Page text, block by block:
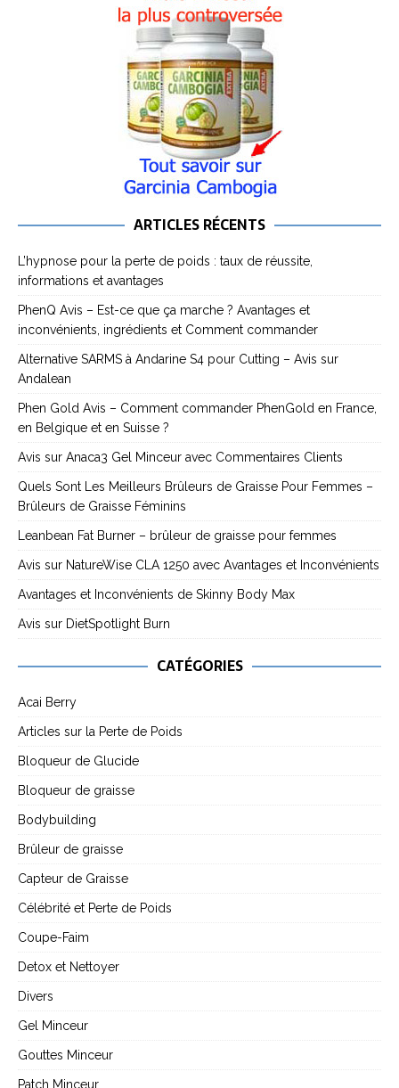
ARTICLES RÉCENTS
L’hypnose pour la perte de poids : taux de réussite,
informations et avantages
PhenQ Avis – Est-ce que ça marche ? Avantages et
inconvénients, ingrédients et Comment commander
Alternative SARMS à Andarine S4 pour Cutting – Avis sur
Andalean
Phen Gold Avis – Comment commander PhenGold en France,
en Belgique et en Suisse ?
Avis sur Anaca3 Gel Minceur avec Commentaires Clients
Quels Sont Les Meilleurs Brûleurs de Graisse Pour Femmes –
Brûleurs de Graisse Féminins
Leanbean Fat Burner – brûleur de graisse pour femmes
Avis sur NatureWise CLA 1250 avec Avantages et Inconvénients
Avantages et Inconvénients de Skinny Body Max
Avis sur DietSpotlight Burn
CATÉGORIES
Acai Berry
Articles sur la Perte de Poids
Bloqueur de Glucide
Bloqueur de graisse
Bodybuilding
Brûleur de graisse
Capteur de Graisse
Célébrité et Perte de Poids
Coupe-Faim
Detox et Nettoyer
Divers
Gel Minceur
Gouttes Minceur
Patch Minceur